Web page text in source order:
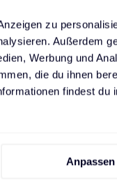
zu
Außerdem
Werbung und
die du ihnen
findest du
Anpassen
und
müssen."
Steels
Energy
Platform